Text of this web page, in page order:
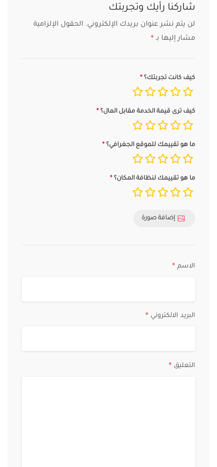
شاركنا رأيك وتجربتك
لن يتم نشر عنوان بريدك الإلكتروني. الحقول الإلزامية
مشار إليها بـ *
كيف كانت تجربتك؟
كيف ترى قيمة الخدمة مقابل المال؟
ما هو تقييمك للموقع الجغرافي؟
ما هو تقييمك لنظافة المكان؟
إضافة صورة
الاسم *
البريد الالكتروني *
التعليق *